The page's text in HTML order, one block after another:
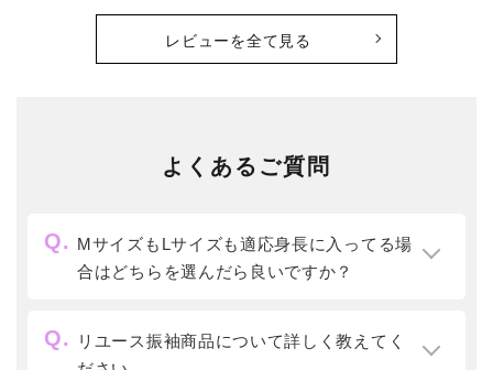
レビューを全て見る
よくあるご質問
MサイズもLサイズも適応身長に入ってる場
合はどちらを選んだら良いですか？
リユース振袖商品について詳しく教えてく